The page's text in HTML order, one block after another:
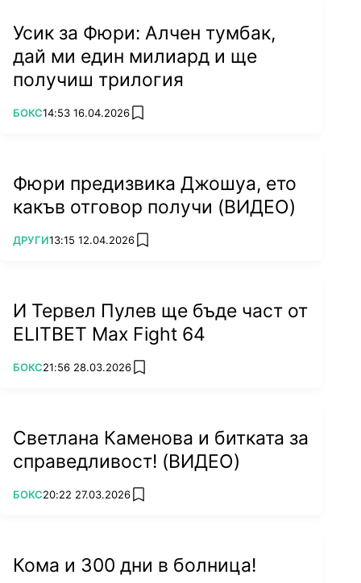
Тайсън Фюри, но не успя да го повали.
Валин е един от малкото боксьори, които са
били близо до това да сложат край на сблъсък
Усик за Фюри: Алчен тумбак,
дай ми един милиард и ще
получиш трилогия
ПОВЕЧЕ ОТ
БОКС14:53 16.04.2026 add favorites
Фюри предизвика Джошуа, ето
какъв отговор получи (ВИДЕО)
ПОВЕЧЕ ОТ
ДРУГИ13:15 12.04.2026 add favorites
И Тервел Пулев ще бъде част от
ELITBET Max Fight 64
ПОВЕЧЕ ОТ
БОКС21:56 28.03.2026 add favorites
Светлана Каменова и битката за
справедливост! (ВИДЕО)
ПОВЕЧЕ ОТ
БОКС20:22 27.03.2026 add favorites
Кома и 300 дни в болница!